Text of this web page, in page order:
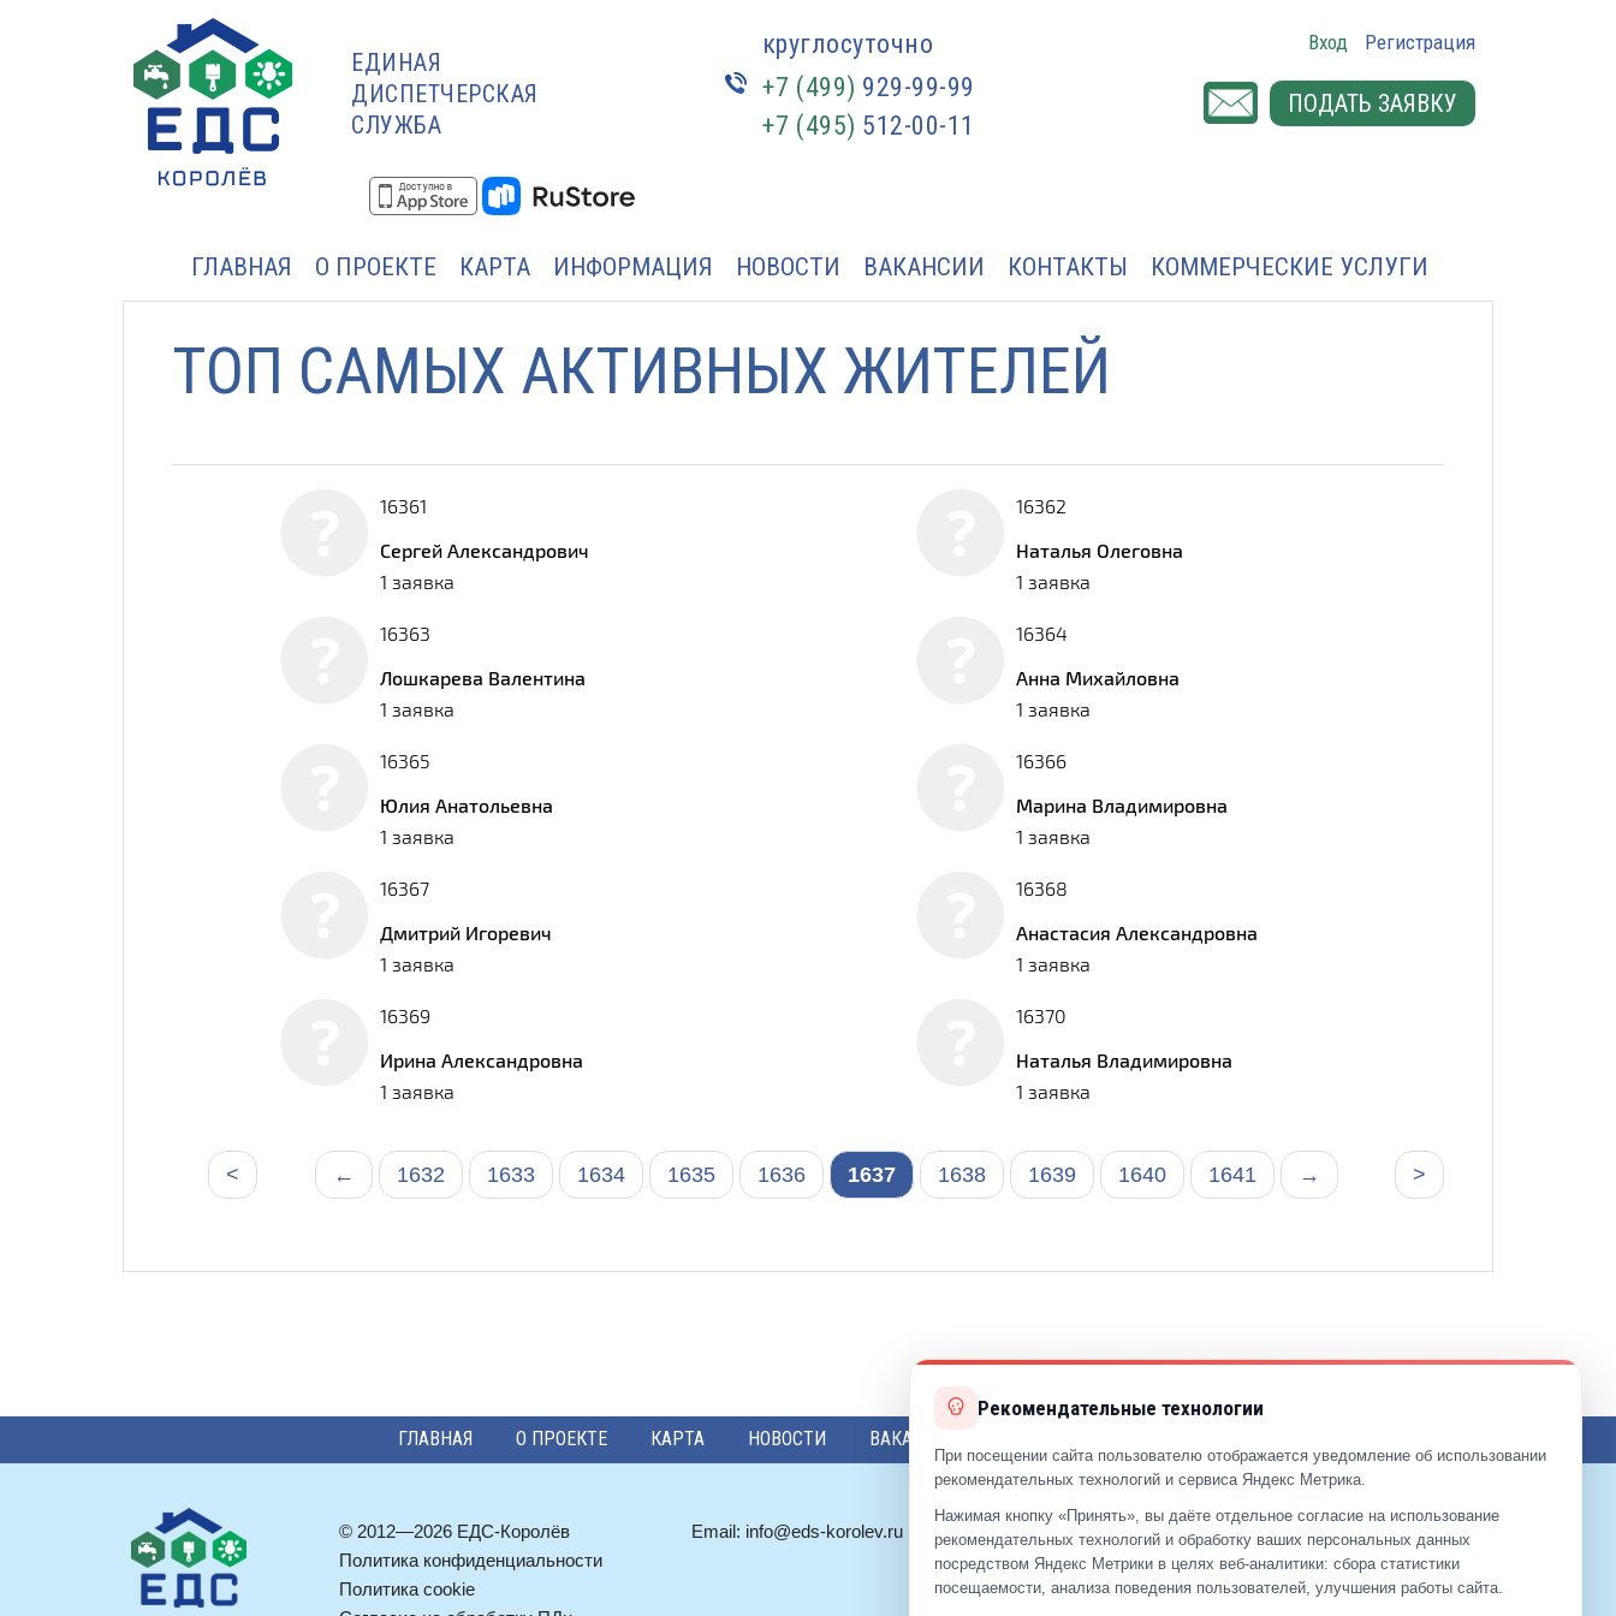
ЕДИНАЯ
ДИСПЕТЧЕРСКАЯ
СЛУЖБА
круглосуточно
+7 (499) 929-99-99
+7 (495) 512-00-11
Вход Регистрация
ПОДАТЬ ЗАЯВКУ
ГЛАВНАЯ О ПРОЕКТЕ КАРТА ИНФОРМАЦИЯ НОВОСТИ ВАКАНСИИ КОНТАКТЫ КОММЕРЧЕСКИЕ УСЛУГИ
ТОП САМЫХ АКТИВНЫХ ЖИТЕЛЕЙ
16361
Сергей Александрович
1 заявка
16362
Наталья Олеговна
1 заявка
16363
Лошкарева Валентина
1 заявка
16364
Анна Михайловна
1 заявка
16365
Юлия Анатольевна
1 заявка
16366
Марина Владимировна
1 заявка
16367
Дмитрий Игоревич
1 заявка
16368
Анастасия Александровна
1 заявка
16369
Ирина Александровна
1 заявка
16370
Наталья Владимировна
1 заявка
←
< 1632 1633 1634 1635 1636 1637 1638 1639 1640 1641 >
→
ГЛАВНАЯ О ПРОЕКТЕ КАРТА НОВОСТИ ВАКАНСИИ
© 2012—2026 ЕДС-Королёв
Политика конфиденциальности
Политика cookie
Email: info@eds-korolev.ru +7 (499)929-99-99
+7 (495)512-00-11
Рекомендательные технологии
При посещении сайта пользователю отображается уведомление об использовании
рекомендательных технологий и сервиса Яндекс Метрика.
Нажимая кнопку «Принять», вы даёте отдельное согласие на использование
рекомендательных технологий и обработку ваших персональных данных
посредством Яндекс Метрики в целях веб‑аналитики: сбора статистики
посещаемости, анализа поведения пользователей, улучшения работы сайта.